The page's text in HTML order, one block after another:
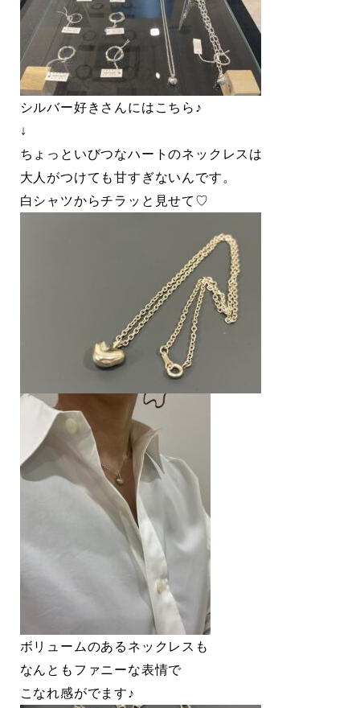
シルバー好きさんにはこちら♪
↓
ちょっといびつなハートのネックレスは
大人がつけても甘すぎないんです。
白シャツからチラッと見せて♡
ボリュームのあるネックレスも
なんともファニーな表情で
こなれ感がでます♪